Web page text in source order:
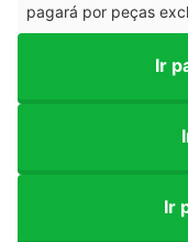
pagará por peças
Ir
Ir